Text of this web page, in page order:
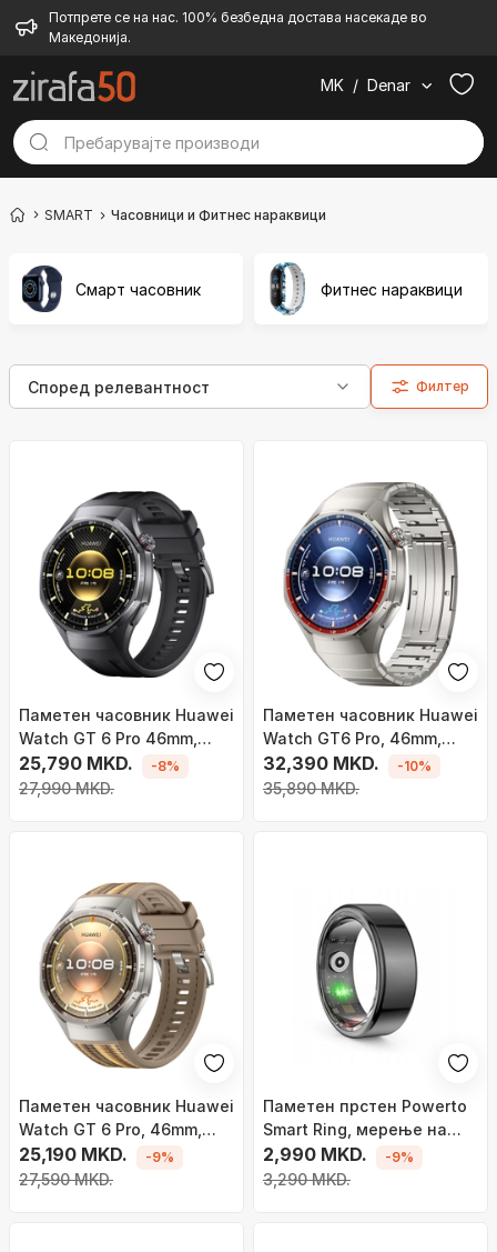
Потпрете се на нас. 100% безбедна достава насекаде во
Македонија.
MK / Denar
SMART Часовници и Фитнес нараквици
Смарт часовник Фитнес нараквици
Филтер
Паметен часовник Huawei
Watch GT 6 Pro 46mm,
екран 1.47" AMOLED, GPS,
црн
25,790 MKD.
27,990 MKD.
-8%
Паметен часовник Huawei
Watch GT6 Pro, 46mm,
екран 1.47\" AMOLED, GPS,
титан
32,390 MKD.
35,890 MKD.
-10%
Паметен часовник Huawei
Watch GT 6 Pro, 46mm,
AMOLED, GPS, црн титан
25,190 MKD.
27,590 MKD.
-9%
Паметен прстен Powerto
Smart Ring, мерење на
пулс и сон, IP68, големина
8, црна боја
2,990 MKD.
3,290 MKD.
-9%